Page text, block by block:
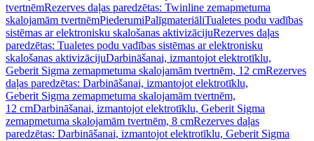
tvertnēmRezerves daļas paredzētas: Twinline zemapmetuma
skalojamām tvertnēmPiederumiPalīgmateriāliTualetes podu vadības
sistēmas ar elektronisku skalošanas aktivizācijuRezerves daļas
paredzētas: Tualetes podu vadības sistēmas ar elektronisku
skalošanas aktivizācijuDarbināšanai, izmantojot elektrotīklu,
Geberit Sigma zemapmetuma skalojamām tvertnēm, 12 cmRezerves
daļas paredzētas: Darbināšanai, izmantojot elektrotīklu,
Geberit Sigma zemapmetuma skalojamām tvertnēm,
12 cmDarbināšanai, izmantojot elektrotīklu, Geberit Sigma
zemapmetuma skalojamām tvertnēm, 8 cmRezerves daļas
paredzētas: Darbināšanai, izmantojot elektrotīklu, Geberit Sigma